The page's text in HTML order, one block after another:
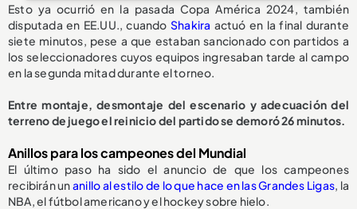
Esto ya ocurrió en la pasada Copa América 2024, también
disputada en EE.UU., cuando Shakira actuó en la final durante
siete minutos, pese a que estaban sancionado con partidos a
los seleccionadores cuyos equipos ingresaban tarde al campo
en la segunda mitad durante el torneo.
Entre montaje, desmontaje del escenario y adecuación del
terreno de juego el reinicio del partido se demoró 26 minutos.
Anillos para los campeones del Mundial
El último paso ha sido el anuncio de que los campeones
recibirán unanillo al estilo de lo que hace en las Grandes Ligas , la
NBA, el fútbol americano y el hockey sobre hielo.